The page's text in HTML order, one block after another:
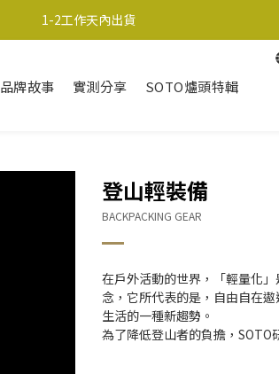
超商取貨690免運；宅配990免運
1-2工作天內出貨
品牌故事 實測分享 SOTO爐頭特輯
登山輕裝備
BACKPACKING GEAR
在戶外活動的世界，「輕量化
念，它所代表的是，自由自在
生活的一種新趨勢。
為了降低登山者的負擔，SOTO